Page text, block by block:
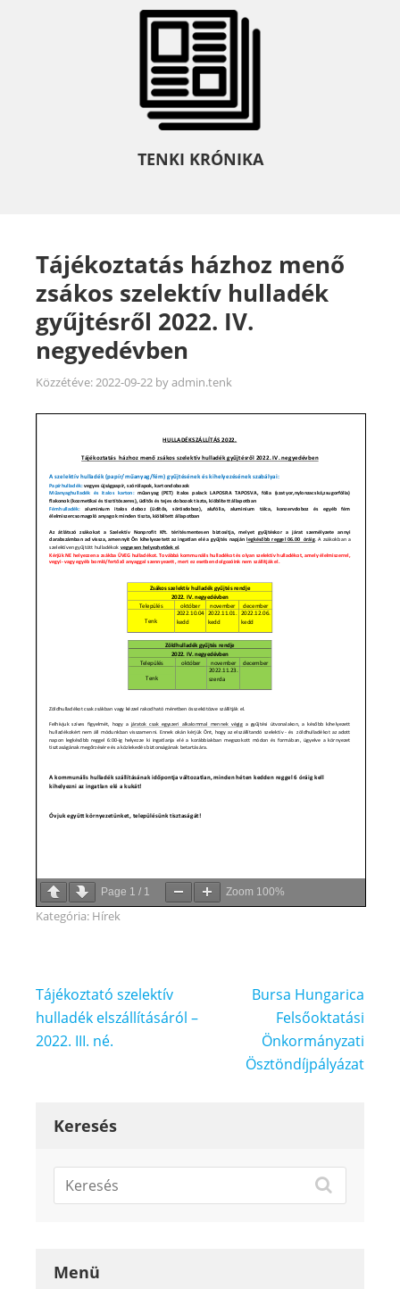
TENKI KRÓNIKA
Tájékoztatás házhoz menő
zsákos szelektív hulladék
gyűjtésről 2022. IV.
negyedévben
Közzétéve:2022-09-22 byadmin.tenk
Page 1 / 1 Zoom 100%
Kategória: Hírek
Bejegyzés
navigáció
Tájékoztató szelektív
hulladék elszállításáról –
2022. III. né.
Bursa Hungarica
Felsőoktatási
Önkormányzati
Ösztöndíjpályázat
Keresés
Menü